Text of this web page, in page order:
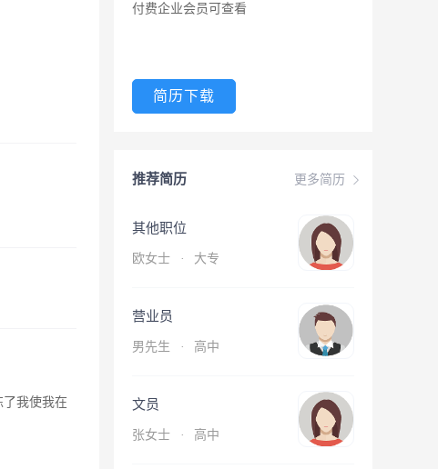
我使我在
付费企业会员可查看
简历下载
更多简历
推荐简历
其他职位
欧女士 · 大专
营业员
男先生 · 高中
文员
张女士 · 高中